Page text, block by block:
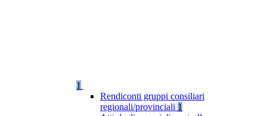
1
Rendiconti gruppi consiliari
regionali/provinciali 1